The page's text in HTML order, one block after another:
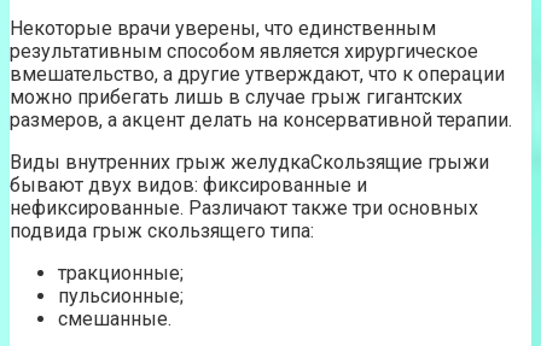
Некоторые врачи уверены, что единственным
результативным способом является хирургическое
вмешательство, а другие утверждают, что к операции
можно прибегать лишь в случае грыж гигантских
размеров, а акцент делать на консервативной терапии.
Виды внутренних грыж желудкаСкользящие грыжи
бывают двух видов: фиксированные и
нефиксированные. Различают также три основных
подвида грыж скользящего типа:
тракционные;
пульсионные;
смешанные.